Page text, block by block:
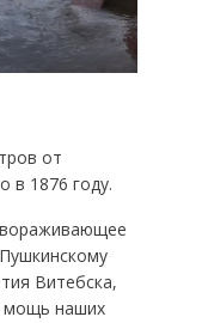
от
в 1876 году.
Витебска,
мощь наших